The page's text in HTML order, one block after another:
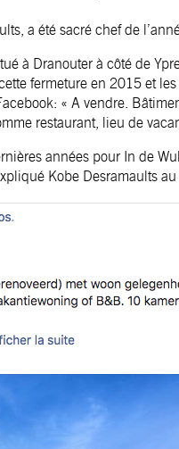
a été sacré chef de
à Dranouter à côté de
fermeture en 2015 et
« A vendre.
restaurant, lieu de
années pour In de
Kobe Desramaults